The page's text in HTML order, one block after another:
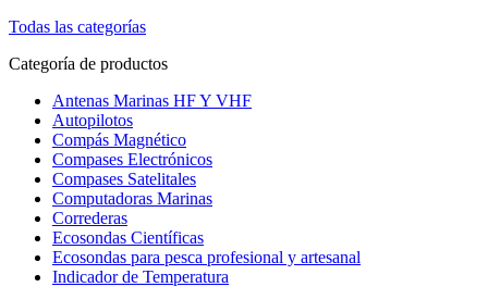
Todas las categorías
Categoría de productos
Antenas Marinas HF Y VHF
Autopilotos
Compás Magnético
Compases Electrónicos
Compases Satelitales
Computadoras Marinas
Correderas
Ecosondas Científicas
Ecosondas para pesca profesional y artesanal
Indicador de Temperatura